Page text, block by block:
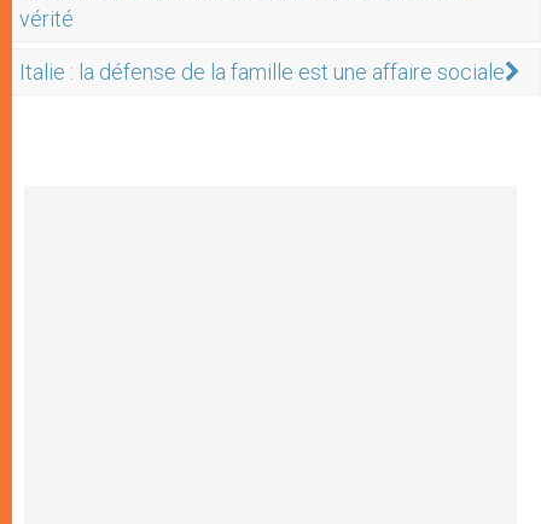
vérité
Italie : la défense de la famille est une affaire sociale